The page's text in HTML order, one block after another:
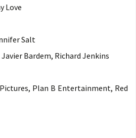
Love
Salt
Bardem, Richard Jenkins
Plan B Entertainment, Red